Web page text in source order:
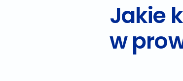
Jakie
w